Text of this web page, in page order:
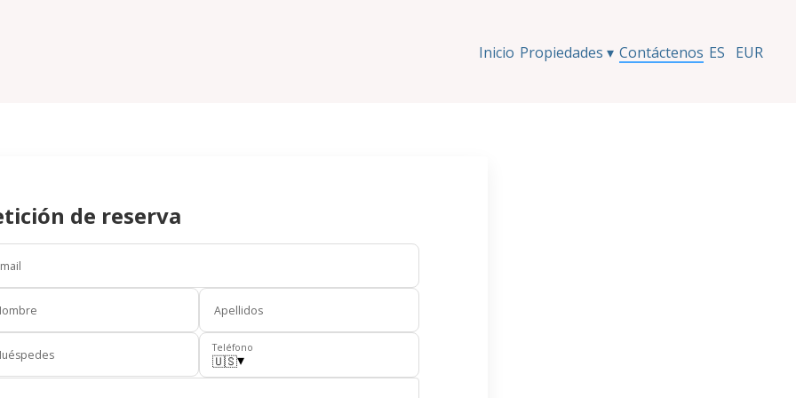
Inicio Propiedades ▾ Contáctenos ES EUR
de reserva
Apellidos
Teléfono
🇺🇸▾